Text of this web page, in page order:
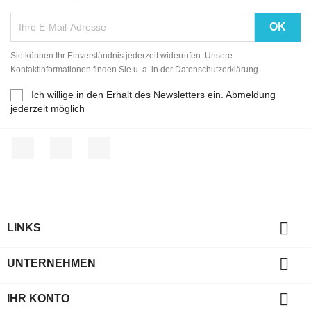
Sie können Ihr Einverständnis jederzeit widerrufen. Unsere
Kontaktinformationen finden Sie u. a. in der Datenschutzerklärung.
Ich willige in den Erhalt des Newsletters ein. Abmeldung
jederzeit möglich
LINKS 
UNTERNEHMEN 
IHR KONTO 